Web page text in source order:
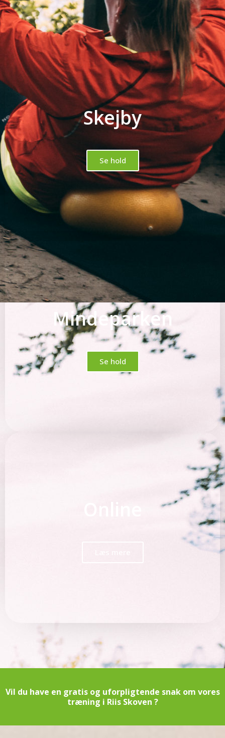
Skejby
Se hold
Mindeparken
Se hold
Vil du have en gratis og uforpligtende snak om vores
træning i Riis Skoven ?